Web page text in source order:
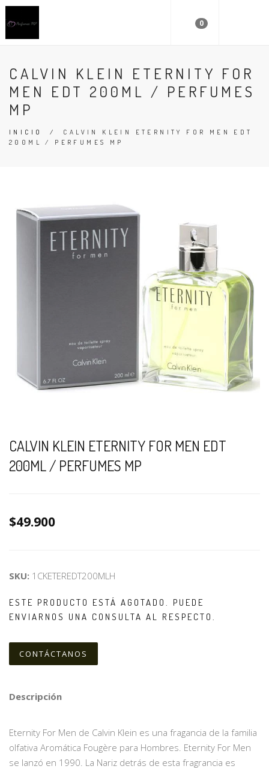
0
CALVIN KLEIN ETERNITY FOR
MEN EDT 200ML / PERFUMES
MP
INICIO / CALVIN KLEIN ETERNITY FOR MEN EDT
200ML / PERFUMES MP
CALVIN KLEIN ETERNITY FOR MEN EDT
200ML / PERFUMES MP
$49.900
SKU: 1CKETEREDT200MLH
ESTE PRODUCTO ESTÁ AGOTADO. PUEDE
ENVIARNOS UNA CONSULTA AL RESPECTO.
CONTÁCTANOS
Descripción
Eternity For Men de Calvin Klein es una fragancia de la familia
olfativa Aromática Fougère para Hombres. Eternity For Men
se lanzó en 1990. La Nariz detrás de esta fragrancia es